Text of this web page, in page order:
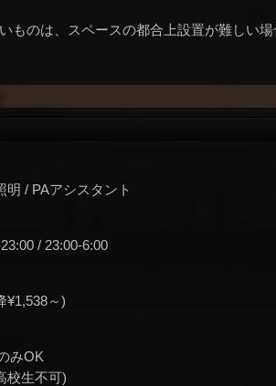
ものは、スペースの都合上設置が難しい場
明 / PAアシスタント
/ 23:00-6:00
¥1,538～)
みOK
校生不可)